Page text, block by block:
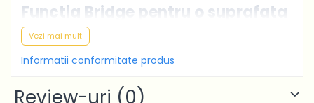
Functia Bridge pentru o suprafata
mare de gatit
Functia Bridgeiti permite sa combini doua
suprafata extinsa, cu setarile de
Vezi mai mult
Informatii conformitate produs
Review-uri (0)